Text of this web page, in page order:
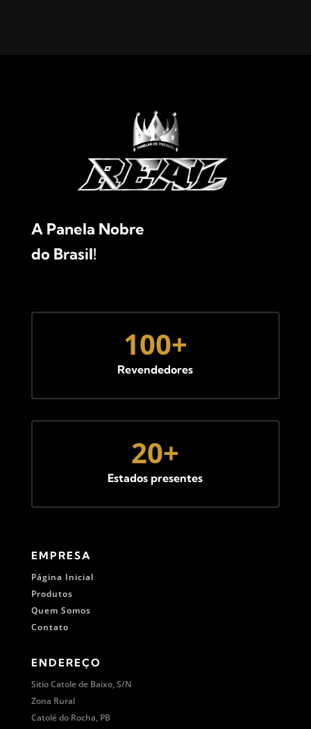
A Panela Nobre
do Brasil!
100+
Revendedores
20+
Estados presentes
EMPRESA
Página Inicial
Produtos
Quem Somos
Contato
ENDEREÇO
Sitio Catole de Baixo, S/N
Zona Rural
Catolé do Rocha, PB